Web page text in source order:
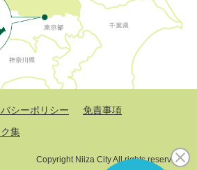
シーポリシー
免責事項
集
Copyright Niiza City All rights reserved.